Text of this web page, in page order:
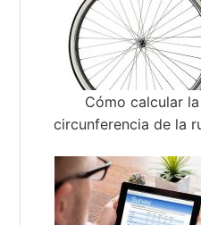
Cómo calcular la
circunferencia de la